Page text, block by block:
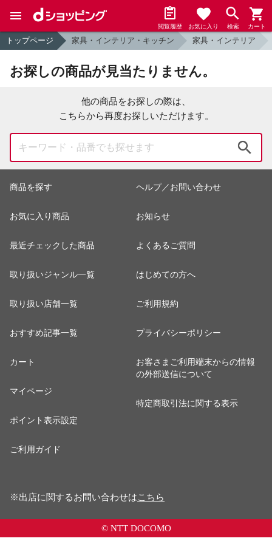
閲覧履歴 お気に入り 検索 カート
トップページ 家具・インテリア・キッチン 家具・インテリア
お探しの商品が見当たりません。
他の商品をお探しの際は、
こちらから再度お探しいただけます。
商品を探す
お気に入り商品
最近チェックした商品
取り扱いジャンル一覧
取り扱い店舗一覧
おすすめ記事一覧
カート
マイページ
ポイント表示設定
ご利用ガイド
ヘルプ／お問い合わせ
お知らせ
よくあるご質問
はじめての方へ
ご利用規約
プライバシーポリシー
お客さまご利用端末からの情報
の外部送信について
特定商取引法に関する表示
※出店に関するお問い合わせはこちら
© NTT DOCOMO